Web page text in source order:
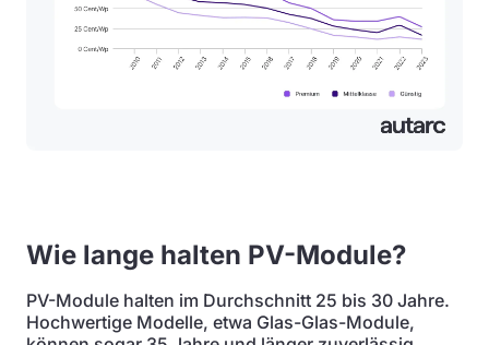
Wie lange halten PV-Module?
PV-Module halten im Durchschnitt 25 bis 30 Jahre.
Hochwertige Modelle, etwa Glas-Glas-Module,